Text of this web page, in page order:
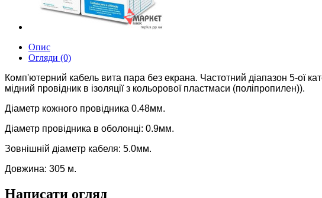
Опис
Огляди (0)
Комп'ютерний кабель вита пара без екрана. Частотний діапазон 5-ої
мідний провідник в ізоляції з кольорової пластмаси (поліпропилен)).
Діаметр кожного провідника 0.48мм.
Діаметр провідника в оболонці: 0.9мм.
Зовнішній діаметр кабеля: 5.0мм.
Довжина: 305 м.
Написати огляд